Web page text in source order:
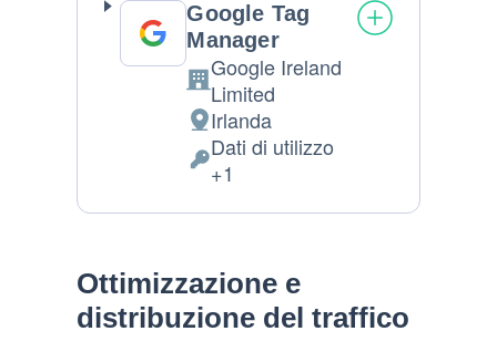
Google Tag
Manager
Azienda:
Google Ireland
Limited
Luogo
del
trattamento:
Irlanda
Dati
Dati di utilizzo
+1
Ottimizzazione e
distribuzione del traffico